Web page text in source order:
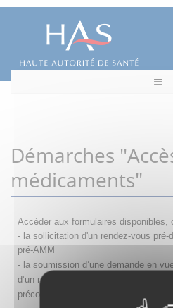
Démarches
médicaments"
Accéder aux formulaires disponibles,
- la sollicitation d'un rendez-vous
pré-AMM
- la soumission d’une demande en
d’un renouvellement, d’une
précoce